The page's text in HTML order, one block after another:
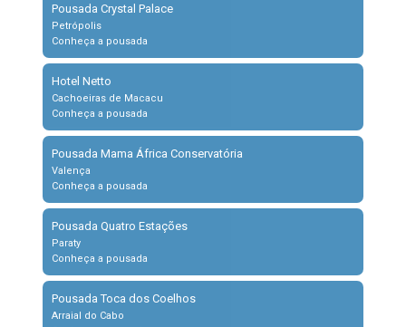
Pousada Crystal Palace
Petrópolis
Conheça a pousada
Hotel Netto
Cachoeiras de Macacu
Conheça a pousada
Pousada Mama África Conservatória
Valença
Conheça a pousada
Pousada Quatro Estações
Paraty
Conheça a pousada
Pousada Toca dos Coelhos
Arraial do Cabo